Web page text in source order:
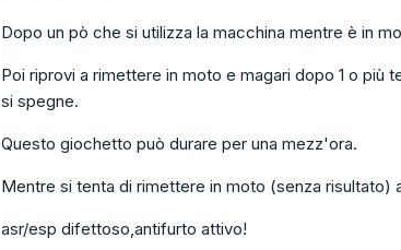
Dopo un pò che si utilizza la macchina mentre è in
Poi riprovi a rimettere in moto e magari dopo 1 o più
si spegne.
Questo giochetto può durare per una mezz'ora.
Mentre si tenta di rimettere in moto (senza risultato)
asr/esp difettoso,antifurto attivo!